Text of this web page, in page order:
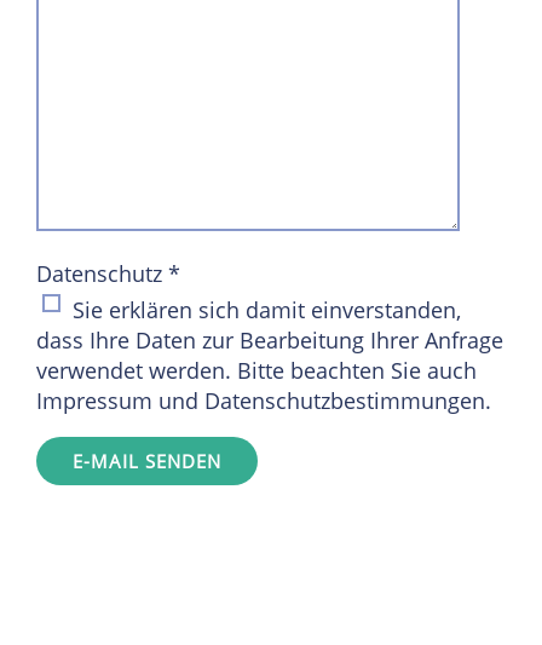
Datenschutz *
dass Ihre Daten zur Bearbeitung Ihrer Anfrage
verwendet werden. Bitte beachten Sie auch
Impressum und Datenschutzbestimmungen.
E-MAIL SENDEN